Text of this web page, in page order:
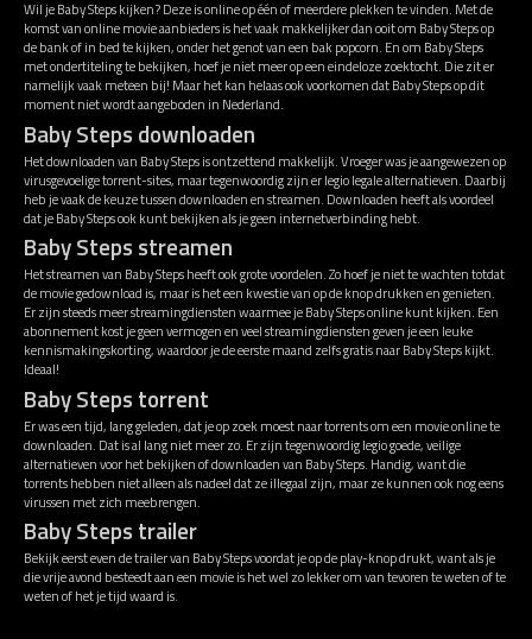
Wil je Baby Steps kijken? Deze is online op één of meerdere plekken te vinden. Met de
komst van online movie aanbieders is het vaak makkelijker dan ooit om Baby Steps op
de bank of in bed te kijken, onder het genot van een bak popcorn. En om Baby Steps
met ondertiteling te bekijken, hoef je niet meer op een eindeloze zoektocht. Die zit er
namelijk vaak meteen bij! Maar het kan helaas ook voorkomen dat Baby Steps op dit
moment niet wordt aangeboden in Nederland.
Baby Steps downloaden
Het downloaden van Baby Steps is ontzettend makkelijk. Vroeger was je aangewezen op
virusgevoelige torrent-sites, maar tegenwoordig zijn er legio legale alternatieven. Daarbij
heb je vaak de keuze tussen downloaden en streamen. Downloaden heeft als voordeel
dat je Baby Steps ook kunt bekijken als je geen internetverbinding hebt.
Baby Steps streamen
Het streamen van Baby Steps heeft ook grote voordelen. Zo hoef je niet te wachten totdat
de movie gedownload is, maar is het een kwestie van op de knop drukken en genieten.
Er zijn steeds meer streamingdiensten waarmee je Baby Steps online kunt kijken. Een
abonnement kost je geen vermogen en veel streamingdiensten geven je een leuke
kennismakingskorting, waardoor je de eerste maand zelfs gratis naar Baby Steps kijkt.
Ideaal!
Baby Steps torrent
Er was een tijd, lang geleden, dat je op zoek moest naar torrents om een movie online te
downloaden. Dat is al lang niet meer zo. Er zijn tegenwoordig legio goede, veilige
alternatieven voor het bekijken of downloaden van Baby Steps. Handig, want die
torrents hebben niet alleen als nadeel dat ze illegaal zijn, maar ze kunnen ook nog eens
virussen met zich meebrengen.
Baby Steps trailer
Bekijk eerst even de trailer van Baby Steps voordat je op de play-knop drukt, want als je
die vrije avond besteedt aan een movie is het wel zo lekker om van tevoren te weten of te
weten of het je tijd waard is.